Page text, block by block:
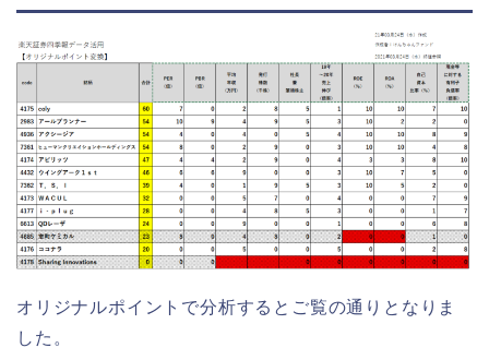
オリジナルポイントで分析するとご覧の通りとなりま
した。